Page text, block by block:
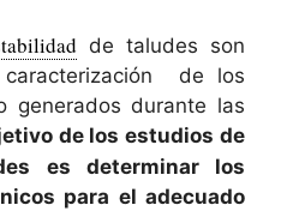
de taludes son
de los
generados durante las
de los estudios de
es determinar los
para el adecuado